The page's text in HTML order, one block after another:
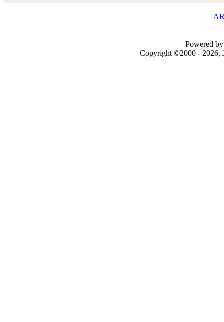
Powered
Copyright ©2000 - 2026,